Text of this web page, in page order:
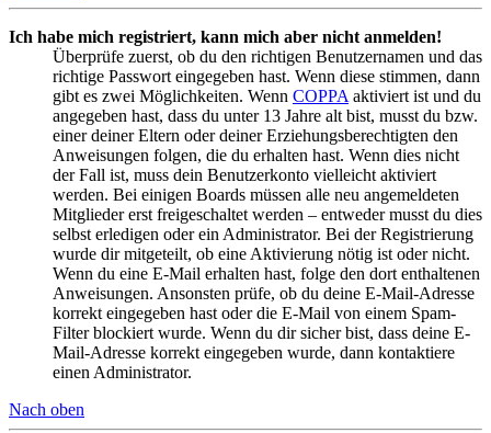
Ich habe mich registriert, kann mich aber nicht anmelden!
Überprüfe zuerst, ob du den richtigen Benutzernamen und das
richtige Passwort eingegeben hast. Wenn diese stimmen, dann
gibt es zwei Möglichkeiten. Wenn COPPA aktiviert ist und du
angegeben hast, dass du unter 13 Jahre alt bist, musst du bzw.
einer deiner Eltern oder deiner Erziehungsberechtigten den
Anweisungen folgen, die du erhalten hast. Wenn dies nicht
der Fall ist, muss dein Benutzerkonto vielleicht aktiviert
werden. Bei einigen Boards müssen alle neu angemeldeten
Mitglieder erst freigeschaltet werden – entweder musst du dies
selbst erledigen oder ein Administrator. Bei der Registrierung
wurde dir mitgeteilt, ob eine Aktivierung nötig ist oder nicht.
Wenn du eine E-Mail erhalten hast, folge den dort enthaltenen
Anweisungen. Ansonsten prüfe, ob du deine E-Mail-Adresse
korrekt eingegeben hast oder die E-Mail von einem Spam-
Filter blockiert wurde. Wenn du dir sicher bist, dass deine E-
Mail-Adresse korrekt eingegeben wurde, dann kontaktiere
einen Administrator.
Nach oben